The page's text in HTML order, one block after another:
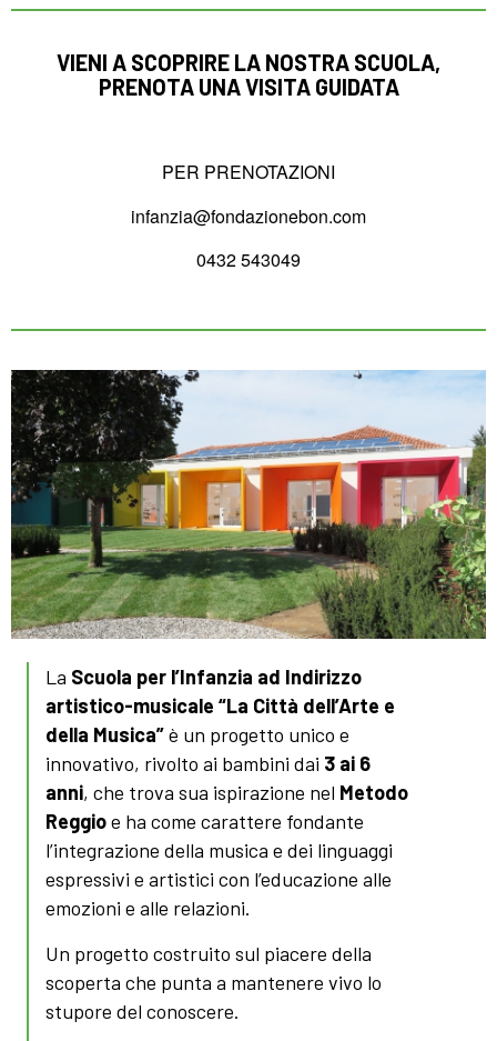
VIENI A SCOPRIRE LA NOSTRA SCUOLA,
PRENOTA UNA VISITA GUIDATA
PER PRENOTAZIONI
infanzia@fondazionebon.com
0432 543049
La Scuola per l’Infanzia ad Indirizzo
artistico-musicale “La Città dell’Arte e
della Musica”è un progetto unico e
innovativo, rivolto ai bambini dai 3 ai 6
anni, che trova sua ispirazione nel Metodo
Reggioe ha come carattere fondante
l’integrazione della musica e dei linguaggi
espressivi e artistici con l’educazione alle
emozioni e alle relazioni.
Un progetto costruito sul piacere della
scoperta che punta a mantenere vivo lo
stupore del conoscere.